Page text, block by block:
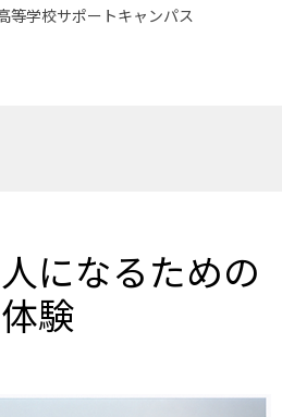
等学校サポートキャンパス
になるための
体験